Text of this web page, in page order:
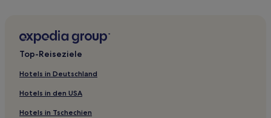
Hotels nahe Ruth and Elmer Wellin Museum of Art at
Hamilton College
North Bay Hotels
Gemeinde Russia: Hotels
Paris Hotels
Top-Reiseziele
Hotels in Deutschland
Hotels in den USA
Hotels in Tschechien